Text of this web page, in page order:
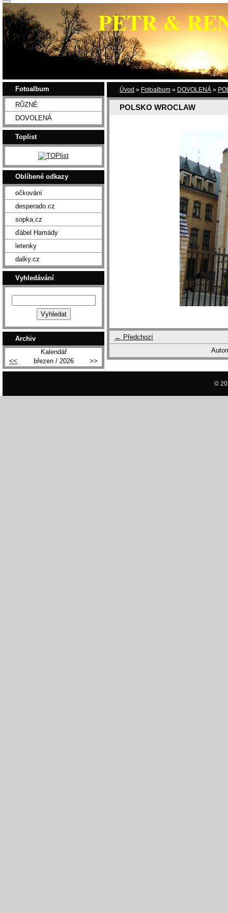
PETR &
Úvod » Fotoalbum » DOVOLENÁ »
POLSKO WROCLAW
← Předchozí
Fotoalbum
RŮZNÉ
DOVOLENÁ
Toplist
Oblíbené odkazy
očkování
desperado.cz
sopka.cz
ďábel Hamády
letenky
dalky.cz
Vyhledávání
Archiv
Kalendář
<<
březen / 2026 >>
©